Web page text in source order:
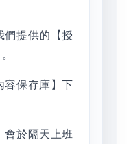
們提供的【授
容保存庫】下
會於隔天上班